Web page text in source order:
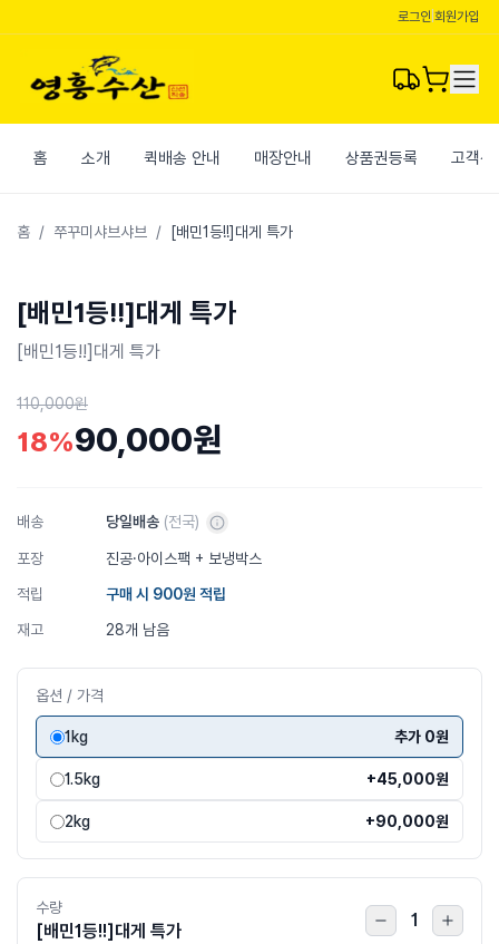
로그인 |회원가입
홈 소개 퀵배송 안내 매장안내 상품권등록 고객센
홈 / 쭈꾸미샤브샤브 / [배민1등!!]대게 특가
[배민1등!!]대게 특가
[배민1등!!]대게 특가
110,000원
18%90,000원
배송 당일배송 (전국)
포장
진공·아이스팩 + 보냉박스
적립
구매 시 900원 적립
재고
28개 남음
옵션 / 가격
1kg 추가 0원
1.5kg +45,000원
2kg +90,000원
수량
[배민1등!!]대게 특가
1